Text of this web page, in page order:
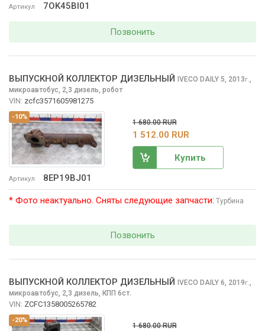
Артикул 7OK45BI01
Позвонить
-10%
Артикул 8EP19BJ01
ВЫПУСКНОЙ КОЛЛЕКТОР ДИЗЕЛЬНЫЙ IVECO DAILY 5, 2013г.,
микроавтобус, 2,3 дизель, робот
VIN: zcfc3571605981275
1 680.00 RUR
1 512.00 RUR
Купить
* Фото неактуально. Сняты следующие запчасти: Турбина
Позвонить
-20%
ВЫПУСКНОЙ КОЛЛЕКТОР ДИЗЕЛЬНЫЙ IVECO DAILY 6, 2019г.,
микроавтобус, 2,3 дизель, КПП 6ст.
VIN: ZCFC1358005265782
1 680.00 RUR